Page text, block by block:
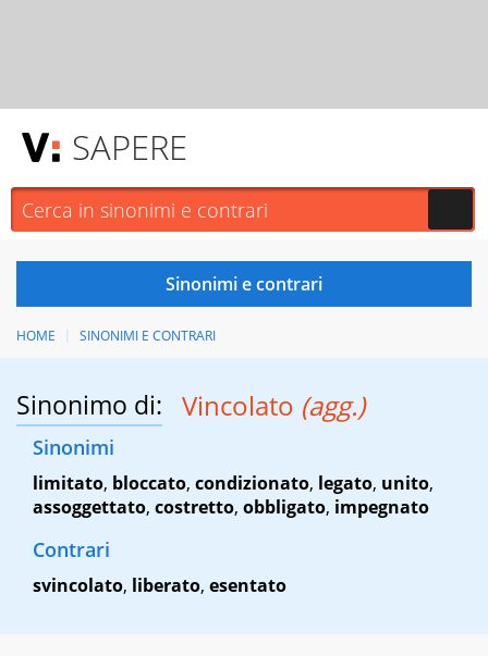
SAPERE
HOME SINONIMI E CONTRARI
Sinonimo di: Vincolato (agg.)
Sinonimi
limitato, bloccato, condizionato, legato, unito,
assoggettato, costretto, obbligato, impegnato
Contrari
svincolato, liberato, esentato